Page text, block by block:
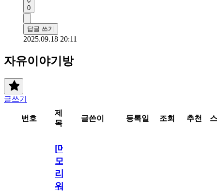
0
답글 쓰기
2025.09.18 20:11
자유이야기방
글쓰기
번호
제
목
글쓴이 등록일 조회 추천
[메
모
리
워